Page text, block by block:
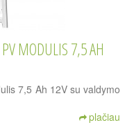
MODULIS 7,5 AH
7,5 Ah 12V su valdymo
plačiau